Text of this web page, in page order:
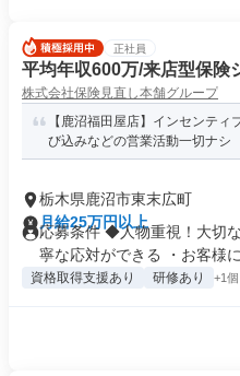
正社員
平均年収600万/来店型保険
株式会社保険見直し本舗グループ
【鹿沼福田屋店】インセンテ
び込みなどの営業活動一切ナシ
栃木県鹿沼市東末広町
月給25万円以上
応募条件 ◆人物重視！大切
寧な応対ができる ・お客様に
資格取得支援あり 研修あり +1個